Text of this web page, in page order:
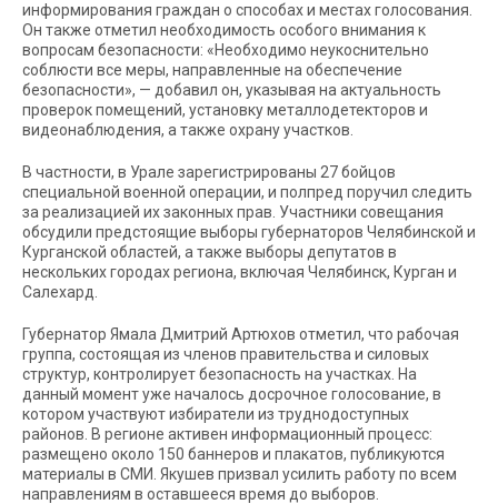
информирования граждан о способах и местах голосования.
Он также отметил необходимость особого внимания к
вопросам безопасности: «Необходимо неукоснительно
соблюсти все меры, направленные на обеспечение
безопасности», — добавил он, указывая на актуальность
проверок помещений, установку металлодетекторов и
видеонаблюдения, а также охрану участков.
В частности, в Урале зарегистрированы 27 бойцов
специальной военной операции, и полпред поручил следить
за реализацией их законных прав. Участники совещания
обсудили предстоящие выборы губернаторов Челябинской и
Курганской областей, а также выборы депутатов в
нескольких городах региона, включая Челябинск, Курган и
Салехард.
Губернатор Ямала Дмитрий Артюхов отметил, что рабочая
группа, состоящая из членов правительства и силовых
структур, контролирует безопасность на участках. На
данный момент уже началось досрочное голосование, в
котором участвуют избиратели из труднодоступных
районов. В регионе активен информационный процесс:
размещено около 150 баннеров и плакатов, публикуются
материалы в СМИ. Якушев призвал усилить работу по всем
направлениям в оставшееся время до выборов.